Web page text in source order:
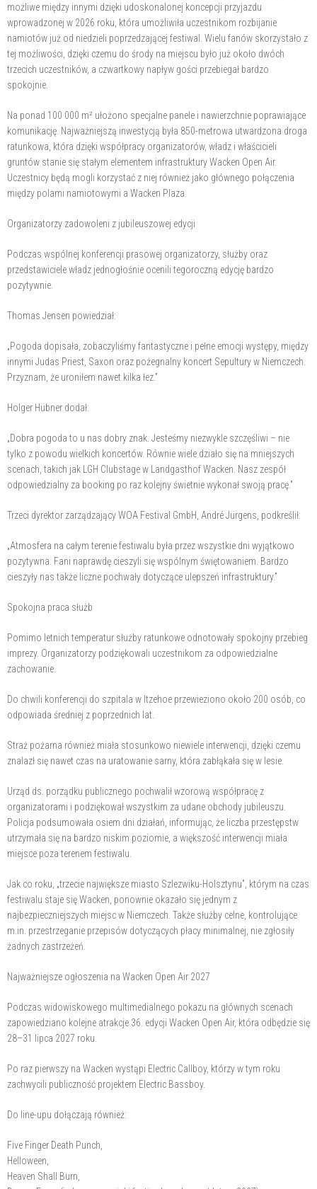
możliwe między innymi dzięki udoskonalonej koncepcji przyjazdu
wprowadzonej w 2026 roku, która umożliwiła uczestnikom rozbijanie
namiotów już od niedzieli poprzedzającej festiwal. Wielu fanów skorzystało z
tej możliwości, dzięki czemu do środy na miejscu było już około dwóch
trzecich uczestników, a czwartkowy napływ gości przebiegał bardzo
spokojnie.
Na ponad 100 000 m² ułożono specjalne panele i nawierzchnie poprawiające
komunikację. Najważniejszą inwestycją była 850-metrowa utwardzona droga
ratunkowa, która dzięki współpracy organizatorów, władz i właścicieli
gruntów stanie się stałym elementem infrastruktury Wacken Open Air.
Uczestnicy będą mogli korzystać z niej również jako głównego połączenia
między polami namiotowymi a Wacken Plaza.
Organizatorzy zadowoleni z jubileuszowej edycji
Podczas wspólnej konferencji prasowej organizatorzy, służby oraz
przedstawiciele władz jednogłośnie ocenili tegoroczną edycję bardzo
pozytywnie.
Thomas Jensen powiedział:
„Pogoda dopisała, zobaczyliśmy fantastyczne i pełne emocji występy, między
innymi Judas Priest, Saxon oraz pożegnalny koncert Sepultury w Niemczech.
Przyznam, że uroniłem nawet kilka łez.”
Holger Hübner dodał:
„Dobra pogoda to u nas dobry znak. Jesteśmy niezwykle szczęśliwi – nie
tylko z powodu wielkich koncertów. Równie wiele działo się na mniejszych
scenach, takich jak LGH Clubstage w Landgasthof Wacken. Nasz zespół
odpowiedzialny za booking po raz kolejny świetnie wykonał swoją pracę.”
Trzeci dyrektor zarządzający WOA Festival GmbH, André Jürgens, podkreślił:
„Atmosfera na całym terenie festiwalu była przez wszystkie dni wyjątkowo
pozytywna. Fani naprawdę cieszyli się wspólnym świętowaniem. Bardzo
cieszyły nas także liczne pochwały dotyczące ulepszeń infrastruktury.”
Spokojna praca służb
Pomimo letnich temperatur służby ratunkowe odnotowały spokojny przebieg
imprezy. Organizatorzy podziękowali uczestnikom za odpowiedzialne
zachowanie.
Do chwili konferencji do szpitala w Itzehoe przewieziono około 200 osób, co
odpowiada średniej z poprzednich lat.
Straż pożarna również miała stosunkowo niewiele interwencji, dzięki czemu
znalazł się nawet czas na uratowanie sarny, która zabłąkała się w lesie.
Urząd ds. porządku publicznego pochwalił wzorową współpracę z
organizatorami i podziękował wszystkim za udane obchody jubileuszu.
Policja podsumowała osiem dni działań, informując, że liczba przestępstw
utrzymała się na bardzo niskim poziomie, a większość interwencji miała
miejsce poza terenem festiwalu.
Jak co roku, „trzecie największe miasto Szlezwiku-Holsztynu”, którym na czas
festiwalu staje się Wacken, ponownie okazało się jednym z
najbezpieczniejszych miejsc w Niemczech. Także służby celne, kontrolujące
m.in. przestrzeganie przepisów dotyczących płacy minimalnej, nie zgłosiły
żadnych zastrzeżeń.
Najważniejsze ogłoszenia na Wacken Open Air 2027
Podczas widowiskowego multimedialnego pokazu na głównych scenach
zapowiedziano kolejne atrakcje 36. edycji Wacken Open Air, która odbędzie się
28–31 lipca 2027 roku.
Po raz pierwszy na Wacken wystąpi Electric Callboy, którzy w tym roku
zachwycili publiczność projektem Electric Bassboy.
Do line-upu dołączają również:
Five Finger Death Punch,
Helloween,
Heaven Shall Burn,